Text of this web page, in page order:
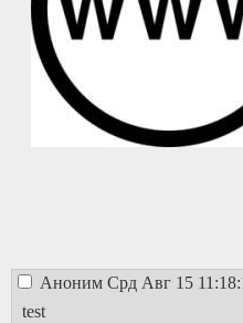
Аноним Срд Авг 15
test